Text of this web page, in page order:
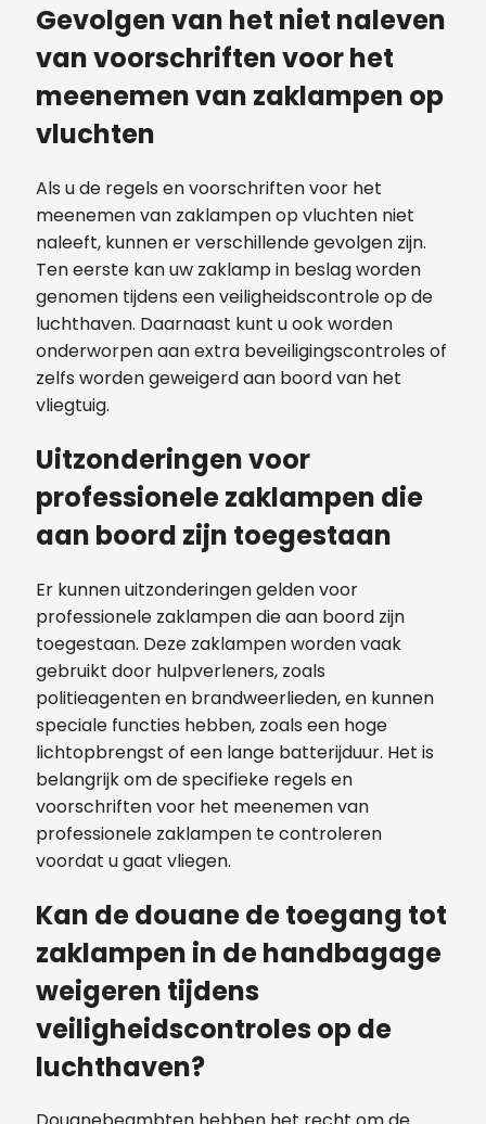
Gevolgen van het niet naleven
van voorschriften voor het
meenemen van zaklampen op
vluchten
Als u de regels en voorschriften voor het
meenemen van zaklampen op vluchten niet
naleeft, kunnen er verschillende gevolgen zijn.
Ten eerste kan uw zaklamp in beslag worden
genomen tijdens een veiligheidscontrole op de
luchthaven. Daarnaast kunt u ook worden
onderworpen aan extra beveiligingscontroles of
zelfs worden geweigerd aan boord van het
vliegtuig.
Uitzonderingen voor
professionele zaklampen die
aan boord zijn toegestaan
Er kunnen uitzonderingen gelden voor
professionele zaklampen die aan boord zijn
toegestaan. Deze zaklampen worden vaak
gebruikt door hulpverleners, zoals
politieagenten en brandweerlieden, en kunnen
speciale functies hebben, zoals een hoge
lichtopbrengst of een lange batterijduur. Het is
belangrijk om de specifieke regels en
voorschriften voor het meenemen van
professionele zaklampen te controleren
voordat u gaat vliegen.
Kan de douane de toegang tot
zaklampen in de handbagage
weigeren tijdens
veiligheidscontroles op de
luchthaven?